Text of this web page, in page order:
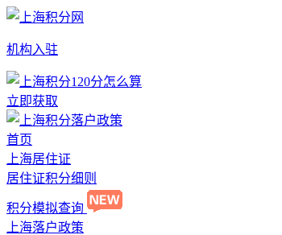
机构入驻
立即获取
首页
上海居住证
居住证积分细则
积分模拟查询
上海落户政策